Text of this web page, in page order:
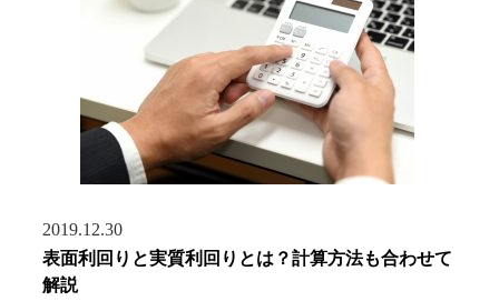
2019.12.30
表面利回りと実質利回りとは？計算方法も合わせて
解説